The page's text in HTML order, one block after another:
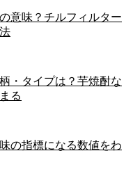
意味？チルフィルター
・タイプは？芋焼酎な
る
の指標になる数値をわ